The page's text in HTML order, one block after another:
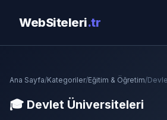
WebSiteleri.tr
Ana Sayfa/Kategoriler/Eğitim & Öğretim/
🎓 Devlet Üniversiteleri